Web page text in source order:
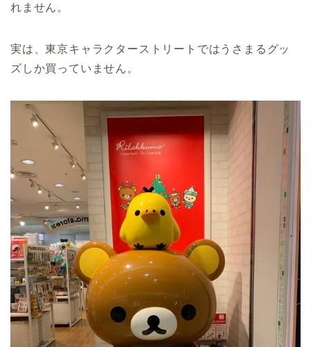
れません。
実は、東京キャラクターストリートではうさまるグッ
ズしか買っていません。